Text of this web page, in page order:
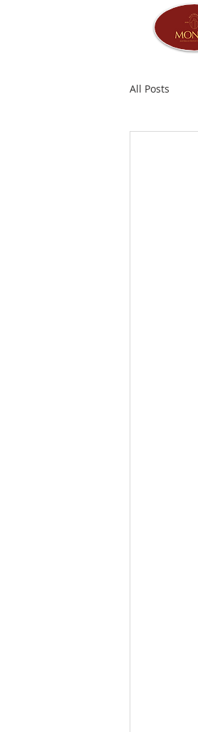
All Posts